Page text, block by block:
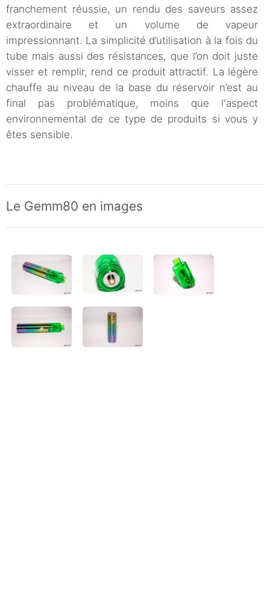
franchement réussie, un rendu des saveurs assez
extraordinaire et un volume de vapeur
impressionnant. La simplicité d’utilisation à la fois du
tube mais aussi des résistances, que l’on doit juste
visser et remplir, rend ce produit attractif. La légère
chauffe au niveau de la base du réservoir n’est au
final pas problématique, moins que l'aspect
environnemental de ce type de produits si vous y
êtes sensible.
Le Gemm80 en images